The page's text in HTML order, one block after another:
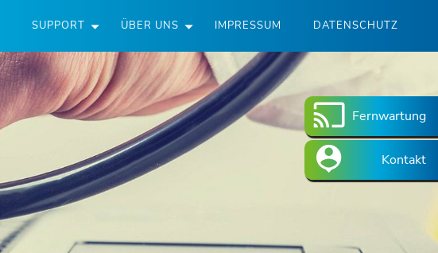
SUPPORT ÜBER UNS IMPRESSUM DATENSCHUTZ
Fernwartung
Kontakt